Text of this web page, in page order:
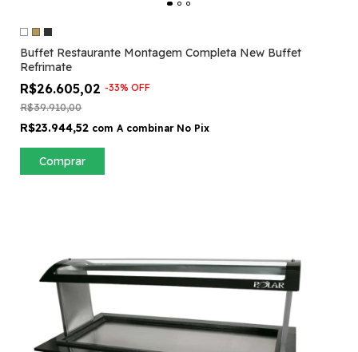
Buffet Restaurante Montagem Completa New Buffet
Refrimate
R$26.605,02 -33% OFF
R$39.910,00
R$23.944,52 com A combinar No Pix
Comprar